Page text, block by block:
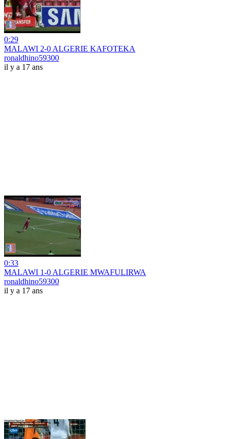
0:29
MALAWI 2-0 ALGERIE KAFOTEKA
ronaldhino59300
il y a 17 ans
0:33
MALAWI 1-0 ALGERIE MWAFULIRWA
ronaldhino59300
il y a 17 ans